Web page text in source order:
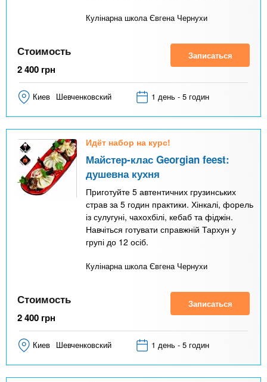
Кулінарна школа Євгена Чернухи
Стоимость
2 400 грн
Записаться
Киев Шевченковский 1 день - 5 годин
Идёт набор на курс!
Майстер-клас Georgian feest:
душевна кухня
Приготуйте 5 автентичних грузинських
страв за 5 годин практики. Хінкалі, форель
із сулугуні, чахохбілі, кебаб та фіджін.
Навчіться готувати справжній Тархун у
групі до 12 осіб.
Кулінарна школа Євгена Чернухи
Стоимость
2 400 грн
Записаться
Киев Шевченковский 1 день - 5 годин